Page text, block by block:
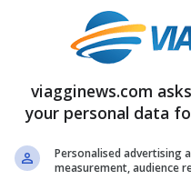
pazzi asentire
scientifica a
viagginews.com
your personal data
Personalised advertising
measurement, audience